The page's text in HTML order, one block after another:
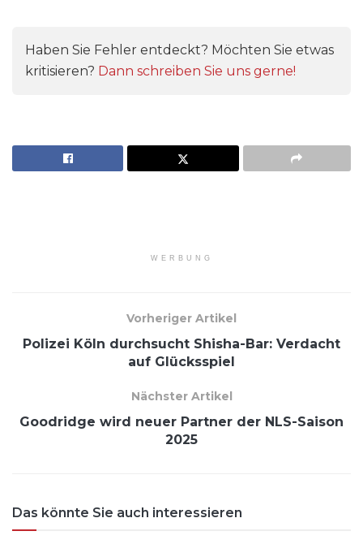
Haben Sie Fehler entdeckt? Möchten Sie etwas
kritisieren? Dann schreiben Sie uns gerne!
WERBUNG
Vorheriger Artikel
Polizei Köln durchsucht Shisha-Bar: Verdacht
auf Glücksspiel
Nächster Artikel
Goodridge wird neuer Partner der NLS-Saison
2025
Das könnte Sie auch interessieren